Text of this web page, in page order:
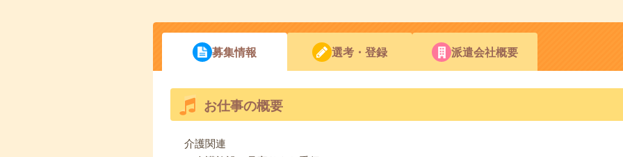
募集情報 選考・登録 派遣会社概要
お仕事の概要
介護関連